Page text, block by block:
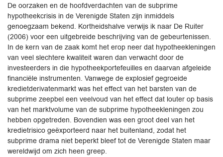
De oorzaken en de hoofdverdachten van de subprime
hypotheekcrisis in de Verenigde Staten zijn inmiddels
genoegzaam bekend. Kortheidshalve verwijs ik naar De Ruiter
(2006) voor een uitgebreide beschrijving van de gebeurtenissen.
In de kern van de zaak komt het erop neer dat hypotheekleningen
van veel slechtere kwaliteit waren dan verwacht door de
investeerders in die hypotheekportefeuilles en daarvan afgeleide
financiële instrumenten. Vanwege de explosief gegroeide
kredietderivatenmarkt was het effect van het barsten van de
subprime zeepbel een veelvoud van het effect dat louter op basis
van het marktvolume van de subprime hypotheekleningen zou
hebben opgetreden. Bovendien was een groot deel van het
kredietrisico geëxporteerd naar het buitenland, zodat het
subprime drama niet beperkt bleef tot de Verenigde Staten maar
wereldwijd om zich heen greep.